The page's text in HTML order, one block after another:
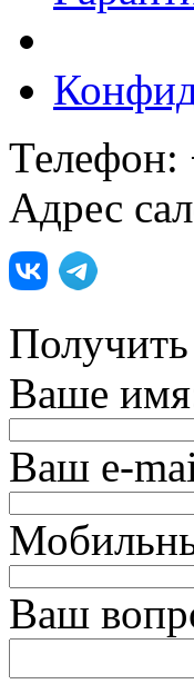
Телефон:
Адрес
Ваше
Ваш e-
Ваш